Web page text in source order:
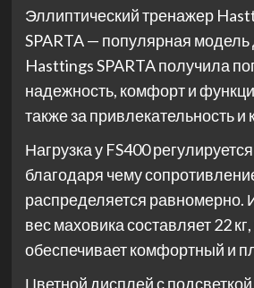
Эллиптический тренажер
SPARTA — популярная
Hasttings SPARTA получила
надежность, комфорт и
также за привлекательность и
Нагрузка у FS400
благодаря чему
распределяется равномерно.
вес маховика составляет 22
обеспечивает комфортный и
Цветной дисплей с